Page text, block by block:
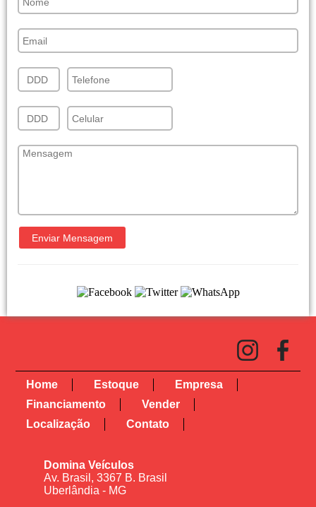
Home Estoque
Empresa
Financiamento
Vender
Localização
Contato
Domina Veículos
Av. Brasil, 3367 B. Brasil
Uberlândia - MG